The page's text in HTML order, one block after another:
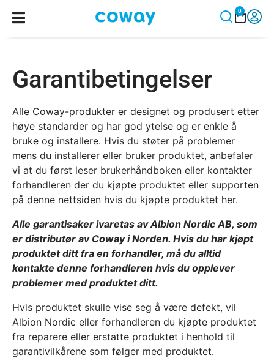
0
Garantibetingelser
Alle Coway-produkter er designet og produsert etter
høye standarder og har god ytelse og er enkle å
bruke og installere. Hvis du støter på problemer
mens du installerer eller bruker produktet, anbefaler
vi at du først leser brukerhåndboken eller kontakter
forhandleren der du kjøpte produktet eller supporten
på denne nettsiden hvis du kjøpte produktet her.
Alle garantisaker ivaretas av Albion Nordic AB, som
er distributør av Coway i Norden. Hvis du har kjøpt
produktet ditt fra en forhandler, må du alltid
kontakte denne forhandleren hvis du opplever
problemer med produktet ditt.
Hvis produktet skulle vise seg å være defekt, vil
Albion Nordic eller forhandleren du kjøpte produktet
fra reparere eller erstatte produktet i henhold til
garantivilkårene som følger med produktet.